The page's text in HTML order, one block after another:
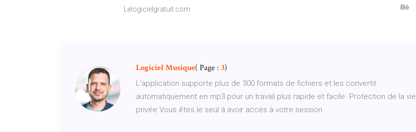
Lelogicielgratuit.com
LogicielMusique( Page : 3)
L'application supporte plus de 300 formats de fichiers et les convertit
automatiquement en mp3 pour un travail plus rapide et facile. Protection de la vie
privée Vous êtes le seul à avoir accès à votre session.